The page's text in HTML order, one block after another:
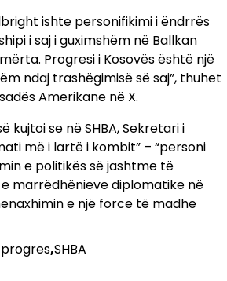
ishte personifikimi i ëndrrës
i saj i guximshëm në Ballkan
Progresi i Kosovës është një
ndaj trashëgimisë së saj”, thuhet
Amerikane në X.
kujtoi se në SHBA, Sekretari i
më i lartë i kombit” – “personi
e politikës së jashtme të
marrëdhënieve diplomatike në
e një force të madhe
progres,SHBA